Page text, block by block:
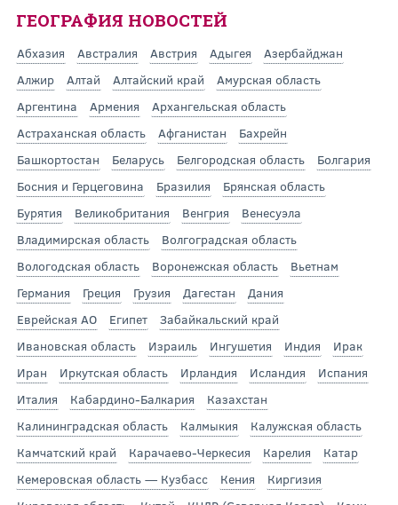
ГЕОГРАФИЯ НОВОСТЕЙ
Абхазия Австралия Австрия Адыгея
Азербайджан
Алжир
Алтай Алтайский край
Амурская область
Аргентина
Армения
Архангельская область
Астраханская область
Афганистан
Бахрейн
Башкортостан
Беларусь Белгородская область
Болгария
Босния и Герцеговина
Бразилия
Брянская область
Бурятия
Великобритания Венгрия
Венесуэла
Владимирская область
Волгоградская область
Вологодская область
Воронежская область
Вьетнам
Германия
Греция Грузия Дагестан
Дания
Еврейская АО
Египет
Забайкальский край
Ивановская область
Израиль Ингушетия Индия
Ирак
Иран
Иркутская область Ирландия Исландия
Испания
Италия
Кабардино-Балкария
Казахстан
Калининградская область
Калмыкия
Калужская область
Камчатский край
Карачаево-Черкесия Карелия
Катар
Кемеровская область — Кузбасс
Кения
Киргизия